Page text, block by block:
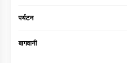
पर्यटन
बागवानी